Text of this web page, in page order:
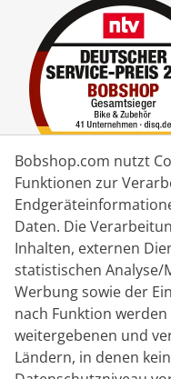
Kontakt
Livechat
Mo - Fr: 8:30 bis
Lieferpartner
Bobshop.com nutzt
Funktionen zur
Daten. Die
Inhalten, externen
statistischen Analyse/
Werbung sowie der
nach Funktion
weitergebenen und
Ländern, in denen